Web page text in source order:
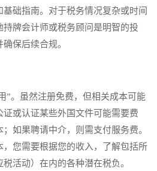
础指南。对于税务情况复杂或时间
牌会计师或税务顾问是明智的投
保后续合规。
。虽然注册免费，但相关成本可能
证或认证某些外国文件可能需要费
如果聘请中介，则需支付服务费。
您需要根据您的收入，了解包括所
活动）在内的各种潜在税负。